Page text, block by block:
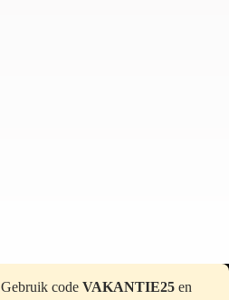
Gebruik code VAKANTIE25en